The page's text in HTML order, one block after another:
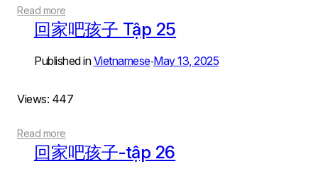
Read more
回家吧孩子 Tập 25
Published inVietnamese•May 13, 2025
Views: 447
Read more
回家吧孩子-tập 26